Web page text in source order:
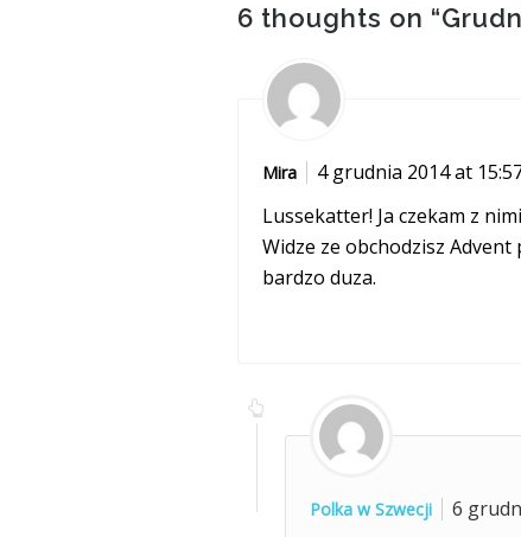
6 thoughts on “
Mira
4 grudnia 2014 at
Lussekatter! Ja czekam z
Widze ze obchodzisz Advent
bardzo duza.
Polka w Szwecji
6